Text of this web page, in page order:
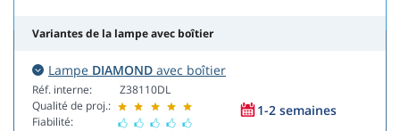
Variantes de la lampe avec boîtier
Lampe DIAMOND avec boîtier
Réf. interne:
Qualité de proj.:
Fiabilité:
Z38110DL
1-2 semaines